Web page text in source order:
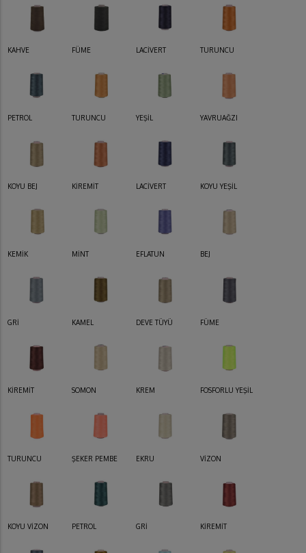
KAHVE FÜME LACİVERT TURUNCU
PETROL TURUNCU YEŞİL YAVRUAĞZI
KOYU BEJ KİREMİT LACİVERT KOYU YEŞİL
KEMİK MİNT EFLATUN BEJ
GRİ KAMEL DEVE TÜYÜ FÜME
KİREMİT SOMON KREM FOSFORLU YEŞİL
TURUNCU ŞEKER PEMBE EKRU VİZON
KOYU VİZON PETROL GRİ KİREMİT